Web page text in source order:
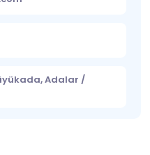
Adalar /